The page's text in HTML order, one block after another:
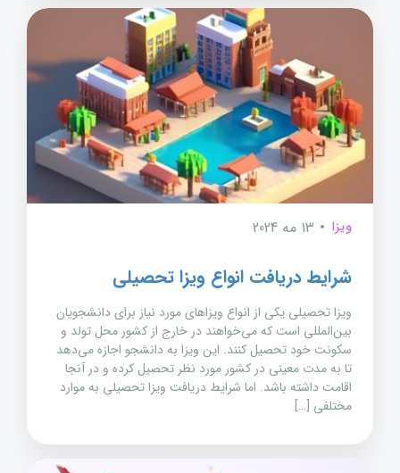
ویزا 13 مه 2024
شرایط دریافت انواع ویزا تحصیلی
ویزا تحصیلی یکی از انواع ویزاهای مورد نیاز برای دانشجویان
بین‌المللی است که می‌خواهند در خارج از کشور محل تولد و
سکونت خود تحصیل کنند. این ویزا به دانشجو اجازه می‌دهد
تا به مدت معینی در کشور مورد نظر تحصیل کرده و در آنجا
اقامت داشته باشد. اما شرایط دریافت ویزا تحصیلی به موارد
مختلفی […]